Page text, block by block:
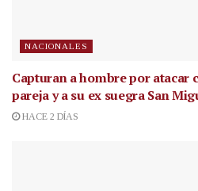
NACIONALES
Capturan a hombre por atacar
pareja y a su ex suegra San
HACE 2 DÍAS